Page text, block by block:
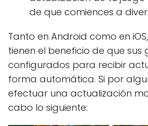
de que comiences a
Tanto en Android como en
tienen el beneficio de que
configurados para recibir
forma automática. Si por
efectuar una actualización
cabo lo siguiente: